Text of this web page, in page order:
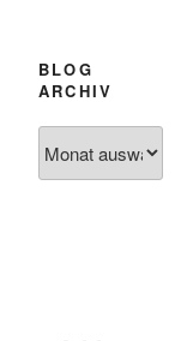
BLOG
ARCHIV
Archiv